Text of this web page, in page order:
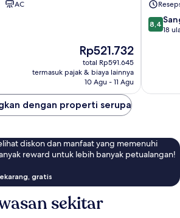
AC
Harga
sekarang
Rp521.732
Rp521.732
total Rp591.645
termasuk pajak & biaya lainnya
10 Agu - 11 Agu
Old
Quarter
8.4
dari
8,4
18
dengan properti serupa
diskon dan manfaat yang memenuhi
reward untuk lebih banyak petualangan!
gratis
sekitar